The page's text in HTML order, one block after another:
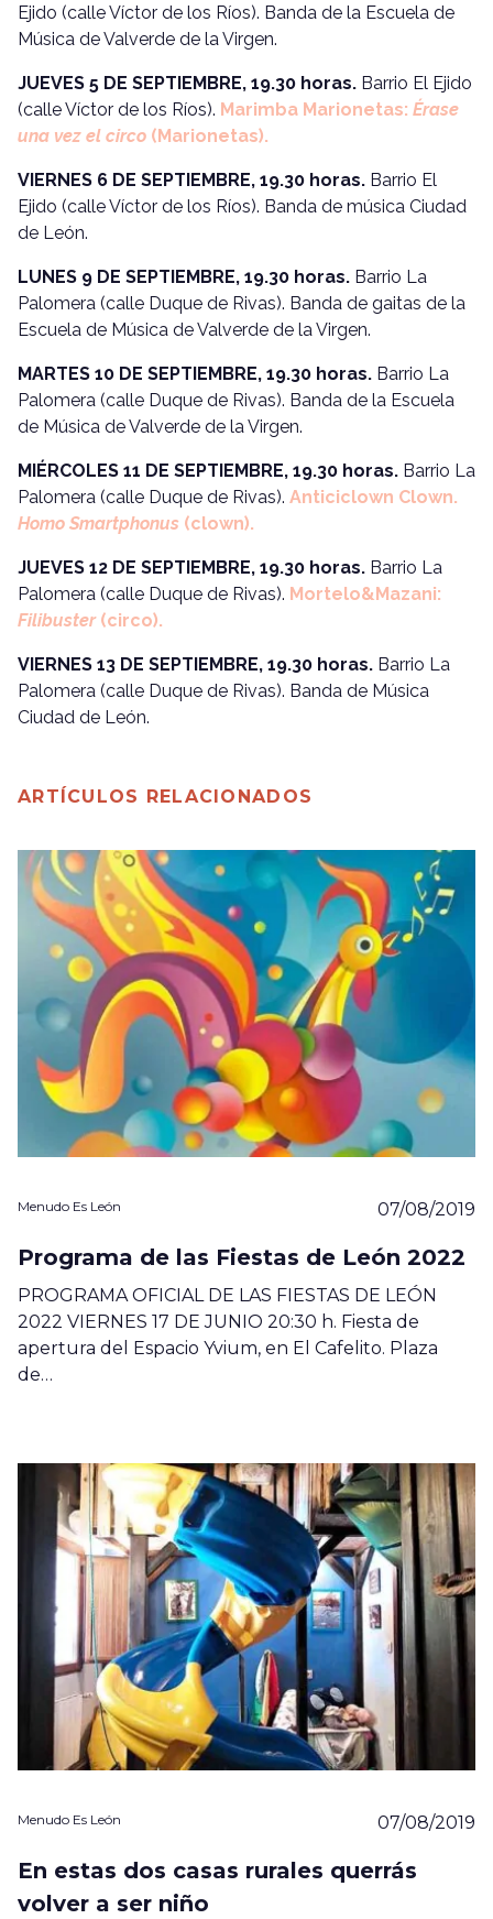
Ejido (calle Víctor de los Ríos). Banda de la Escuela de
Música de Valverde de la Virgen.
JUEVES 5 DE SEPTIEMBRE, 19.30 horas. Barrio El Ejido
(calle Víctor de los Ríos). Marimba Marionetas: Érase
una vez el circo (Marionetas).
VIERNES 6 DE SEPTIEMBRE, 19.30 horas. Barrio El
Ejido (calle Víctor de los Ríos). Banda de música Ciudad
de León.
LUNES 9 DE SEPTIEMBRE, 19.30 horas. Barrio La
Palomera (calle Duque de Rivas). Banda de gaitas de la
Escuela de Música de Valverde de la Virgen.
MARTES 10 DE SEPTIEMBRE, 19.30 horas. Barrio La
Palomera (calle Duque de Rivas). Banda de la Escuela
de Música de Valverde de la Virgen.
MIÉRCOLES 11 DE SEPTIEMBRE, 19.30 horas. Barrio La
Palomera (calle Duque de Rivas). Anticiclown Clown.
Homo Smartphonus (clown).
JUEVES 12 DE SEPTIEMBRE, 19.30 horas. Barrio La
Palomera (calle Duque de Rivas). Mortelo&Mazani:
Filibuster(circo).
VIERNES 13 DE SEPTIEMBRE, 19.30 horas. Barrio La
Palomera (calle Duque de Rivas). Banda de Música
Ciudad de León.
ARTÍCULOS RELACIONADOS
Menudo Es León 07/08/2019
Programa de las Fiestas de León 2022
PROGRAMA OFICIAL DE LAS FIESTAS DE LEÓN
2022 VIERNES 17 DE JUNIO 20:30 h. Fiesta de
apertura del Espacio Yvium, en El Cafelito. Plaza
de…
Menudo Es León 07/08/2019
En estas dos casas rurales querrás
volver a ser niño